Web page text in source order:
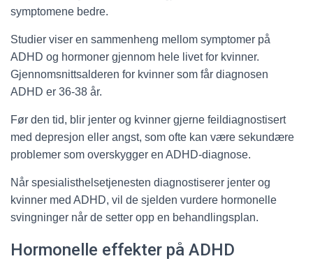
symptomene bedre.
Studier viser en sammenheng mellom symptomer på
ADHD og hormoner gjennom hele livet for kvinner.
Gjennomsnittsalderen for kvinner som får diagnosen
ADHD er 36-38 år.
Før den tid, blir jenter og kvinner gjerne feildiagnostisert
med depresjon eller angst, som ofte kan være sekundære
problemer som overskygger en ADHD-diagnose.
Når spesialisthelsetjenesten diagnostiserer jenter og
kvinner med ADHD, vil de sjelden vurdere hormonelle
svingninger når de setter opp en behandlingsplan.
Hormonelle effekter på ADHD